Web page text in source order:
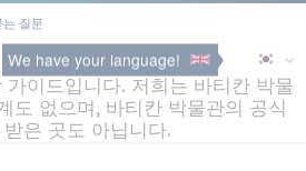
는 질문
We have your language!
이드입니다. 저희는 바티칸 박물
도 없으며, 바티칸 박물관의 공식
받은 곳도 아닙니다.